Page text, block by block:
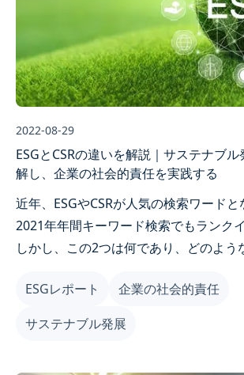
2022-08-29
ESGとCSRの違いを解説｜サステナブ
解し、企業の社会的責任を実践する
近年、ESGやCSRが人気の検索ワード
2021年年間キーワード検索でもランク
しかし、この2つは何であり、どのよう
関係があるのかを詳しく解説します。
ESGレポート
企業の社会的責任
サステナブル発展